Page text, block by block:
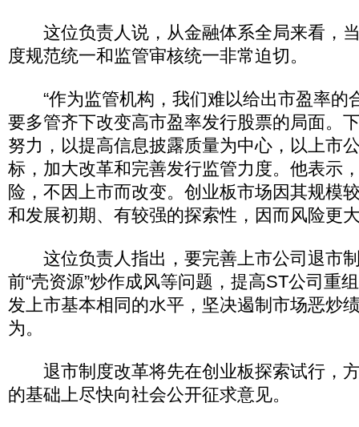
这位负责人说，从金融体系全局来看，
度规范统一和监管审核统一非常迫切。
“作为监管机构，我们难以给出市盈率的
要多管齐下改变高市盈率发行股票的局面。
努力，以提高信息披露质量为中心，以上市
标，加大改革和完善发行监管力度。他表示
险，不因上市而改变。创业板市场因其规模
和发展初期、有较强的探索性，因而风险更
这位负责人指出，要完善上市公司退市
前“壳资源”炒作成风等问题，提高ST公司重
发上市基本相同的水平，坚决遏制市场恶炒
为。
退市制度改革将先在创业板探索试行，
的基础上尽快向社会公开征求意见。